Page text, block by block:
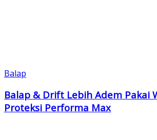
Balap
Balap & Drift Lebih Adem Pakai
Proteksi Performa Max